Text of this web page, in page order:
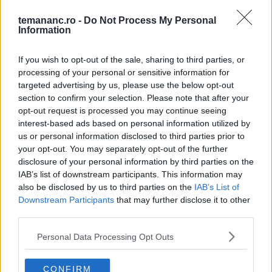
temananc.ro - Do Not Process My Personal
Information
If you wish to opt-out of the sale, sharing to third parties, or
processing of your personal or sensitive information for
targeted advertising by us, please use the below opt-out
section to confirm your selection. Please note that after your
opt-out request is processed you may continue seeing
interest-based ads based on personal information utilized by
us or personal information disclosed to third parties prior to
your opt-out. You may separately opt-out of the further
disclosure of your personal information by third parties on the
IAB’s list of downstream participants. This information may
also be disclosed by us to third parties on the IAB’s List of
Downstream Participants that may further disclose it to other
Personal Data Processing Opt Outs
CONFIRM
1 Fursecuri fragede cu stafide
2 Salată de crudități pentru iarnă
3 Prăjitură cu mere - fără coacere
4 Pui Cu Fasole Si Pesto De Rucola
5